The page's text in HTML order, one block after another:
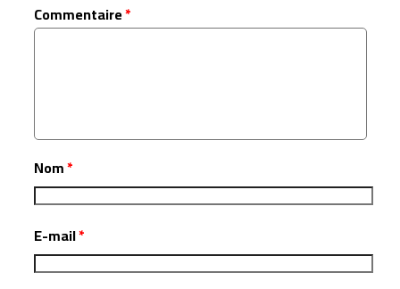
Commentaire*
Nom*
E-mail*